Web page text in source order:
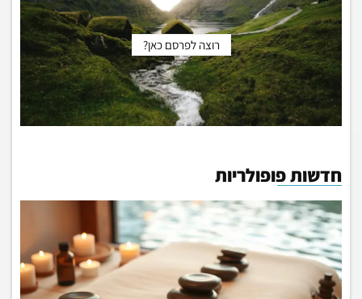
רוצה לפרסם כאן?
חדשות פופולריות